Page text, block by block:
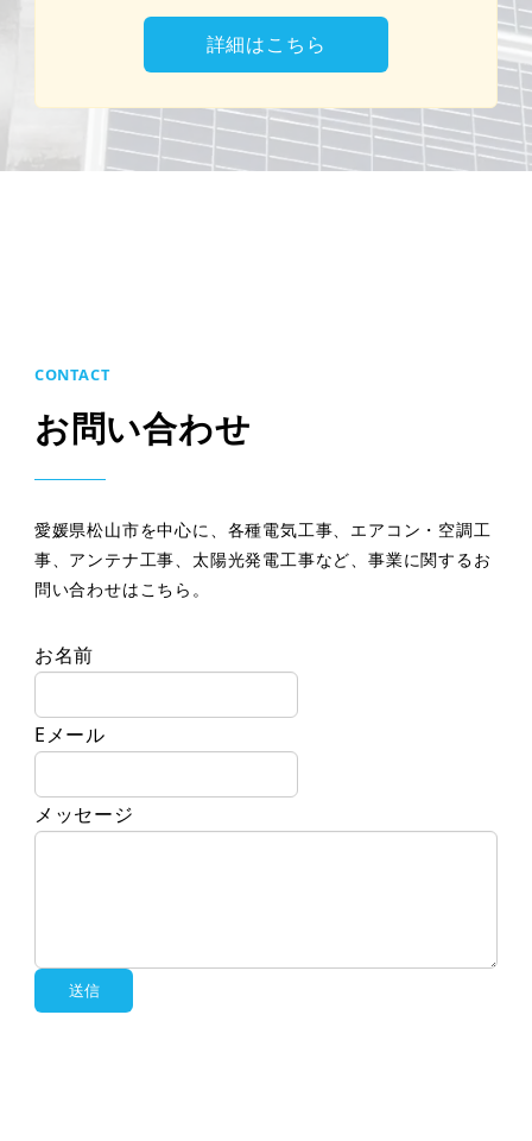
詳細はこちら
CONTACT
お問い合わせ
愛媛県松山市を中心に、各種電気工事、エアコン・空調工
事、アンテナ工事、太陽光発電工事など、事業に関するお
問い合わせはこちら。
お名前
Eメール
メッセージ
送信